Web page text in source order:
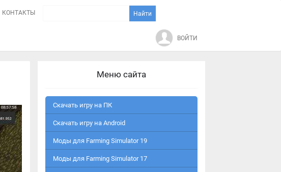
КОНТАКТЫ
ВОЙТИ
Меню сайта
Скачать игру на ПК
Скачать игру на Android
Моды для Farming Simulator 19
Моды для Farming Simulator 17